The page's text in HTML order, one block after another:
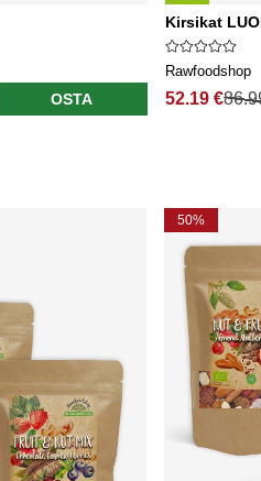
OSTA
Kirsikat
Rawfoodshop
52.19 €
50%